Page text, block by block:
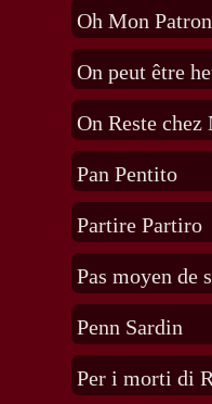
Oh Mon
On peut être
On Reste chez
Pan Pentito
Partire Partiro
Pas moyen de
Penn Sardin
Per i morti di